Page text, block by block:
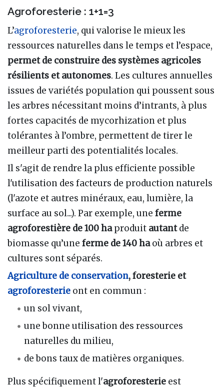
Agroforesterie : 1+1=3
L’agroforesterie, qui valorise le mieux les
ressources naturelles dans le temps et l’espace,
permet de construire des systèmes agricoles
résilients et autonomes. Les cultures annuelles
issues de variétés population qui poussent sous
les arbres nécessitant moins d’intrants, à plus
fortes capacités de mycorhization et plus
tolérantes à l’ombre, permettent de tirer le
meilleur parti des potentialités locales.
Il s'agit de rendre la plus efficiente possible
l'utilisation des facteurs de production naturels
(l'azote et autres minéraux, eau, lumière, la
surface au sol...). Par exemple, une ferme
agroforestière de 100 haproduit autantde
biomasse qu’une ferme de 140 haoù arbres et
cultures sont séparés.
Agriculture de conservation, foresterie et
agroforesterie ont en commun :
un sol vivant,
une bonne utilisation des ressources
naturelles du milieu,
de bons taux de matières organiques.
Plus spécifiquement l'agroforesterie est